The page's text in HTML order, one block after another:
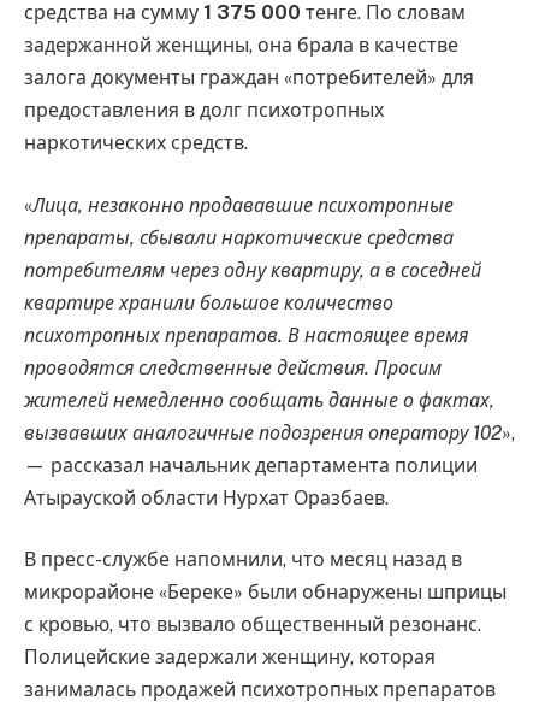
средства на сумму 1 375 000 тенге. По словам
задержанной женщины, она брала в качестве
залога документы граждан «потребителей» для
предоставления в долг психотропных
наркотических средств.
«Лица, незаконно продававшие психотропные
препараты, сбывали наркотические средства
потребителям через одну квартиру, а в соседней
квартире хранили большое количество
психотропных препаратов. В настоящее время
проводятся следственные действия. Просим
жителей немедленно сообщать данные о фактах,
вызвавших аналогичные подозрения оператору 102»,
— рассказал начальник департамента полиции
Атырауской области Нурхат Оразбаев.
В пресс-службе напомнили, что месяц назад в
микрорайоне «Береке» были обнаружены шприцы
с кровью, что вызвало общественный резонанс.
Полицейские задержали женщину, которая
занималась продажей психотропных препаратов